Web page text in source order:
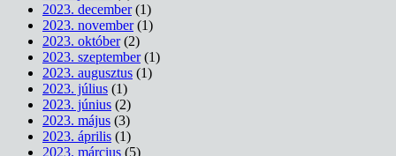
2023. december(1)
2023. november(1)
2023. október(2)
2023. szeptember(1)
2023. augusztus (1)
2023. július (1)
2023. június (2)
2023. május (3)
2023. április (1)
2023. március (5)